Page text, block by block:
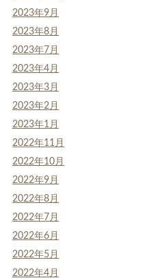
2023年9月
2023年8月
2023年7月
2023年4月
2023年3月
2023年2月
2023年1月
2022年11月
2022年10月
2022年9月
2022年8月
2022年7月
2022年6月
2022年5月
2022年4月